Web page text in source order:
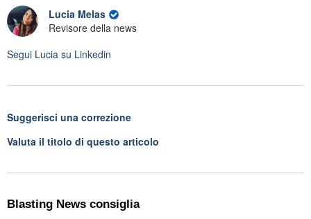
Lucia Melas
Revisore della news
Segui Lucia su Linkedin
Suggerisci una correzione
Valuta il titolo di questo articolo
Blasting News consiglia